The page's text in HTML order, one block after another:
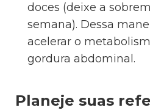
doces (deixe a
semana). Dessa
acelerar o
gordura abdominal.
Planeje suas